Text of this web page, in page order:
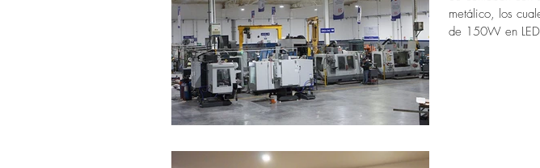
metálico, los
de 150W en